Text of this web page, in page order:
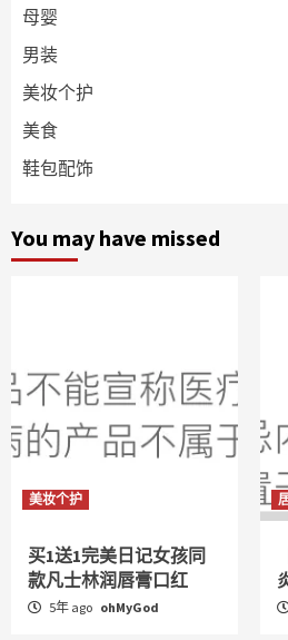
母婴
男装
美妆个护
美食
鞋包配饰
You may have missed
美妆个护
买1送1完美日记女孩同
款凡士林润唇膏口红
5年 ago ohMyGod